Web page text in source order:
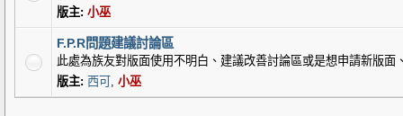
版主: 小巫
F.P.R問題建議討論區
此處為族友對版面使用不明白、建議改善討論區或是想申請新版面
版主: 西可 , 小巫